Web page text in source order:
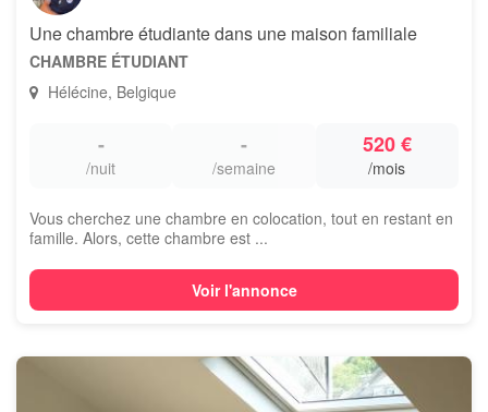
Une chambre étudiante dans une maison familiale
CHAMBRE ÉTUDIANT
Hélécine, Belgique
-
/nuit
-
/semaine
520 €
/mois
Vous cherchez une chambre en colocation, tout en restant en
famille. Alors, cette chambre est ...
Voir l'annonce